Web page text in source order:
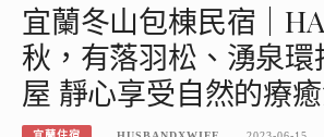
宜蘭冬山包棟民宿｜
秋，有落羽松、湧泉環
屋 靜心享受自然的療